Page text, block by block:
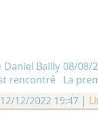
Bailly 08/
rencontré La
12/12/2022 19:47 |